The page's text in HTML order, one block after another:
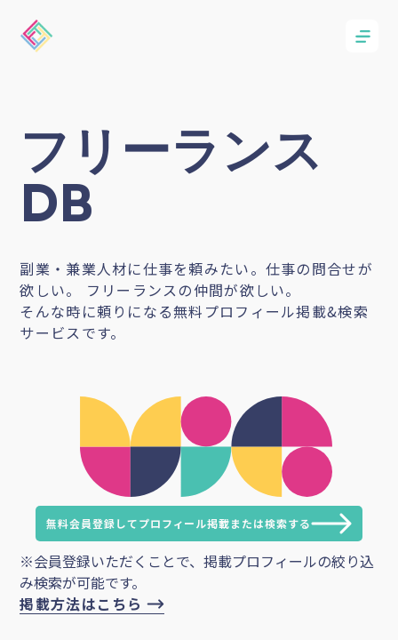
フリーランス
DB
副業・兼業人材に仕事を頼みたい。仕事の問合せが
欲しい。 フリーランスの仲間が欲しい。
そんな時に頼りになる無料プロフィール掲載&検索
サービスです。
無料会員登録してプロフィール掲載または検索する
※会員登録いただくことで、掲載プロフィールの絞り込
み検索が可能です。
掲載方法はこちら